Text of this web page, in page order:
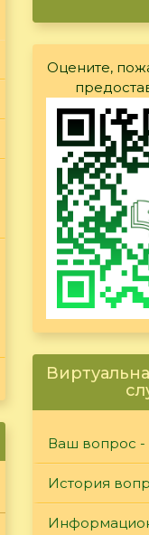
Оцените,
Ваш вопрос -
История